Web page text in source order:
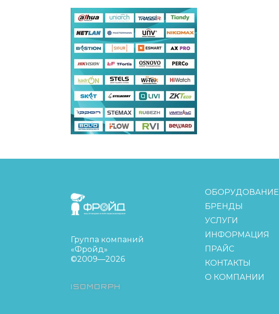
FreudGroup
Группа компаний
«Фройд»
©2009—2026
ISOMORPH
ОБОРУДОВАНИЕ
БРЕНДЫ
УСЛУГИ
ИНФОРМАЦИЯ
ПРАЙС
КОНТАКТЫ
О КОМПАНИИ